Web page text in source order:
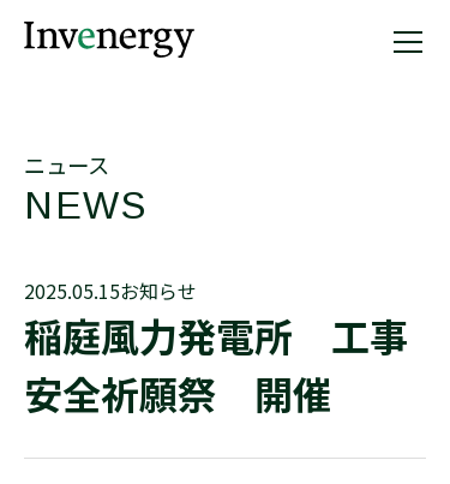
ニュース
NEWS
2025.05.15お知らせ
稲庭風力発電所 工事
安全祈願祭 開催